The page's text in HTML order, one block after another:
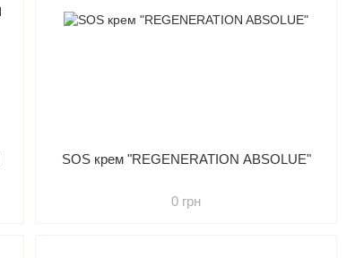
SOS крем "REGENERATION ABSOLUE"
0 грн